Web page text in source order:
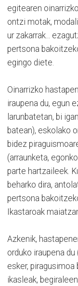
egitearen
ontzi motak,
ur zakarrak...
pertsona
egingo diete.
Oinarrizko
iraupena du, egun
larunbatetan, bi
batean), eskolako
bidez
(arraunketa,
parte hartzaileek.
beharko dira,
pertsona
Ikastaroak
Azkenik,
orduko iraupena
esker, piragusimoa
ikasleak,